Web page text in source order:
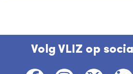
Volg VLIZ op